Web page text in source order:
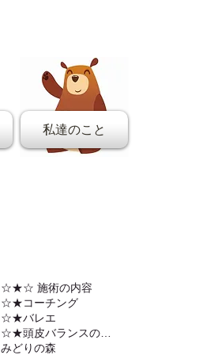
私達のこと
☆★☆ 施術の内容
☆★コーチング
☆★バレエ
みどりの森